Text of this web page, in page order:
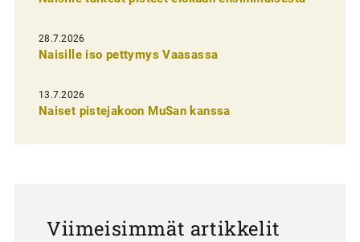
i
e
n
e
28.7.2026
Naisille iso pettymys Vaasassa
13.7.2026
Naiset pistejakoon MuSan kanssa
Viimeisimmät artikkelit